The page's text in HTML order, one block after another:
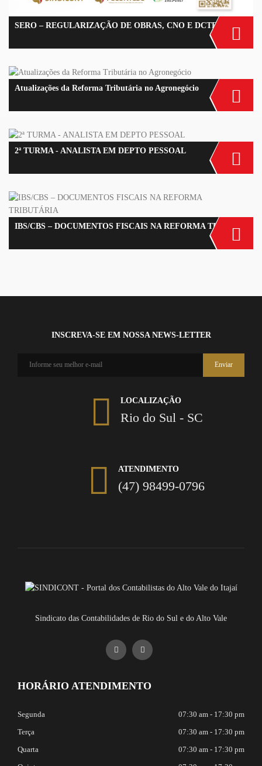
Atualizações da Reforma Tributária no Agronegócio
2ª TURMA - ANALISTA EM DEPTO PESSOAL
INSCREVA-SE EM NOSSA NEWS-LETTER
LOCALIZAÇÃO
Rio do Sul - SC
ATENDIMENTO
(47) 98499-0796
Sindicato das Contabilidades de Rio do Sul e do Alto Vale
HORÁRIO ATENDIMENTO
Segunda
07:30 am - 17:30 pm
Terça
07:30 am - 17:30 pm
Quarta
07:30 am - 17:30 pm